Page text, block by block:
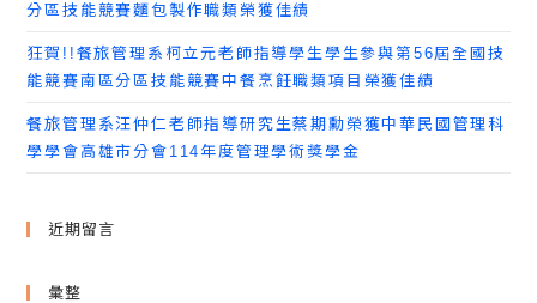
分區技能競賽麵包製作職類榮獲佳績
狂賀!!餐旅管理系柯立元老師指導學生學生參與第56屆全國技
能競賽南區分區技能競賽中餐烹飪職類項目榮獲佳績
餐旅管理系汪仲仁老師指導研究生蔡期勳榮獲中華民國管理科
學學會高雄市分會114年度管理學術獎學金
近期留言
彙整